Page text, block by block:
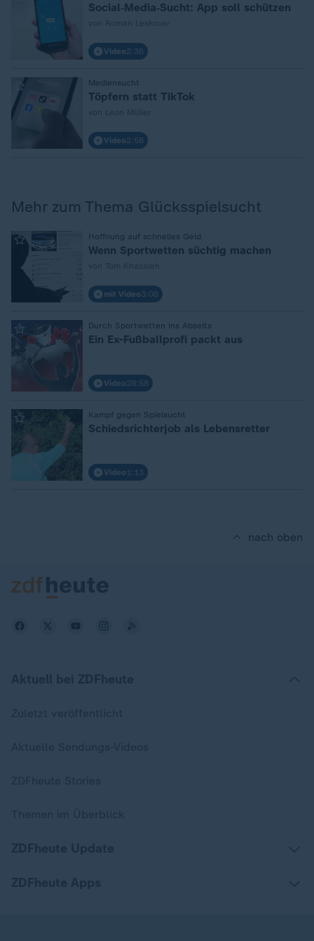
Social‑Media‑Sucht: App soll schützen
Video2:36
Mediensucht
Töpfern statt TikTok
Video2:58
Mehr zum Thema Glücksspielsucht
Hoffnung auf schnelles Geld
:
Wenn Sportwetten süchtig machen
mit Video3:08
Durch Sportwetten ins Abseits
Ein Ex-Fußballprofi packt aus
Video28:58
Kampf gegen Spielsucht
Schiedsrichterjob als Lebensretter
Video 1:13
nach oben